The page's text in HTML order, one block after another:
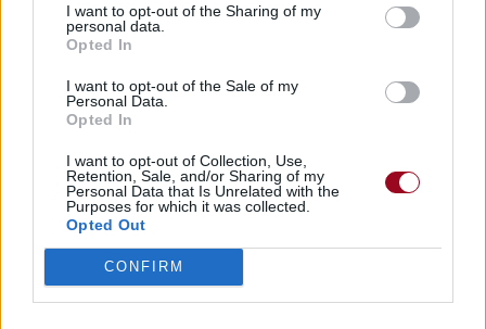
I want to opt-out of the Sharing of my
personal data.
Opted In
I want to opt-out of the Sale of my
Personal Data.
Opted In
I want to opt-out of Collection, Use,
Retention, Sale, and/or Sharing of my
Personal Data that Is Unrelated with the
Purposes for which it was collected.
Opted Out
CONFIRM
Trouver des vinyles et des CD sur
meilleur prix sur
Paroles + Traduction Téléchargement
Commentaires
Voir la vidéo de «24 Hours»